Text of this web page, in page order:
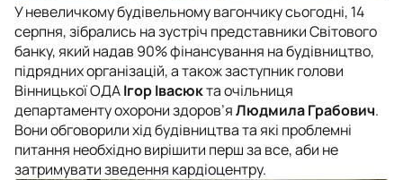
У невеличкому будівельному вагончику сьогодні, 14
серпня, зібрались на зустріч представники Світового
банку, який надав 90% фінансування на будівництво,
підрядних організацій, а також заступник голови
Вінницької ОДАІгор Івасюкта очільниця
департаменту охорони здоров’яЛюдмила Грабович.
Вони обговорили хід будівництва та які проблемні
питання необхідно вирішити перш за все, аби не
затримувати зведення кардіоцентру.